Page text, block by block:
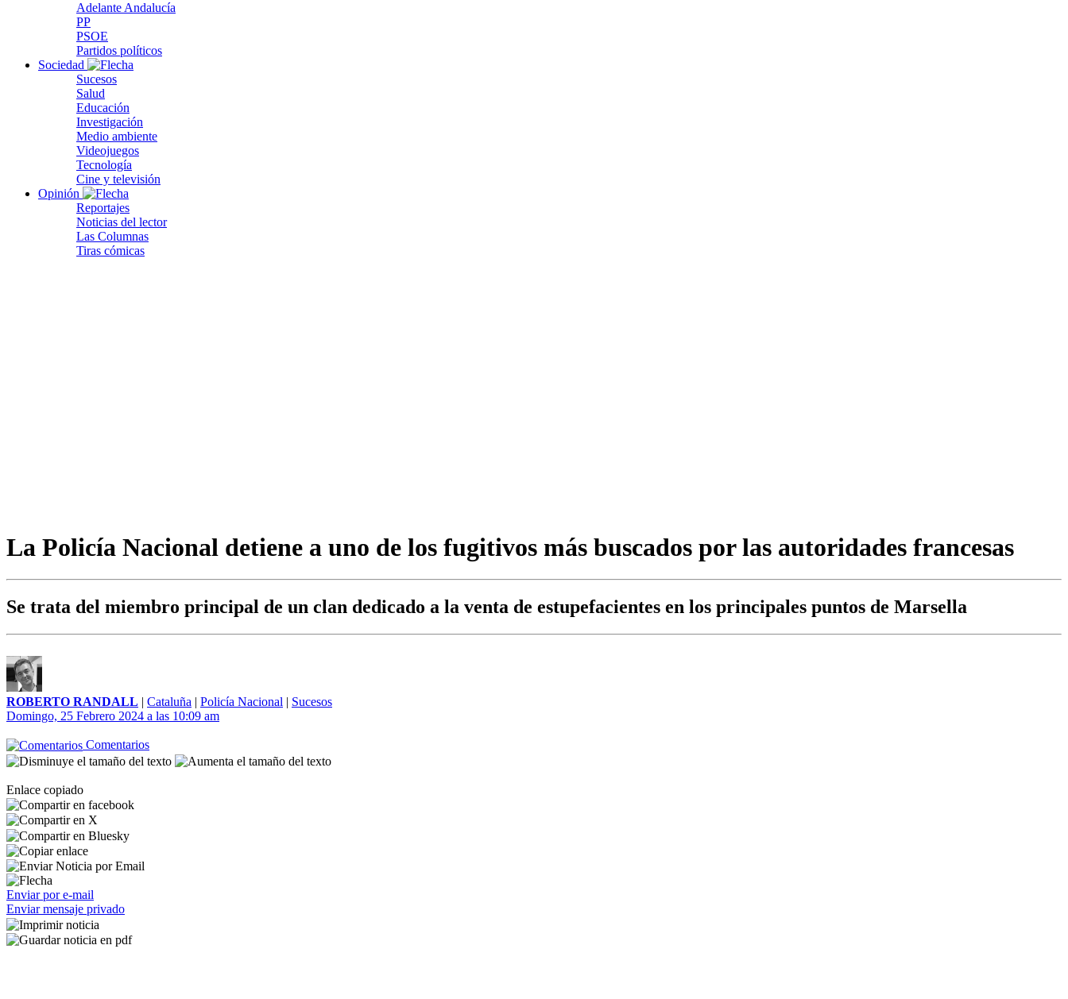
Adelante Andalucía
PP
PSOE
Partidos políticos
Sociedad
Sucesos
Salud
Educación
Investigación
Medio ambiente
Videojuegos
Tecnología
Cine y televisión
Opinión
Reportajes
Noticias del lector
Las Columnas
Tiras cómicas
La Policía Nacional detiene a uno de los fugitivos más buscados por las autoridades francesas
Se trata del miembro principal de un clan dedicado a la venta de estupefacientes en los principales puntos de Marsella
ROBERTO RANDALL | Cataluña | Policía Nacional | Sucesos
Domingo, 25 Febrero 2024 a las 10:09 am
Comentarios
Enlace copiado
Enviar por e-mail
Enviar mensaje privado